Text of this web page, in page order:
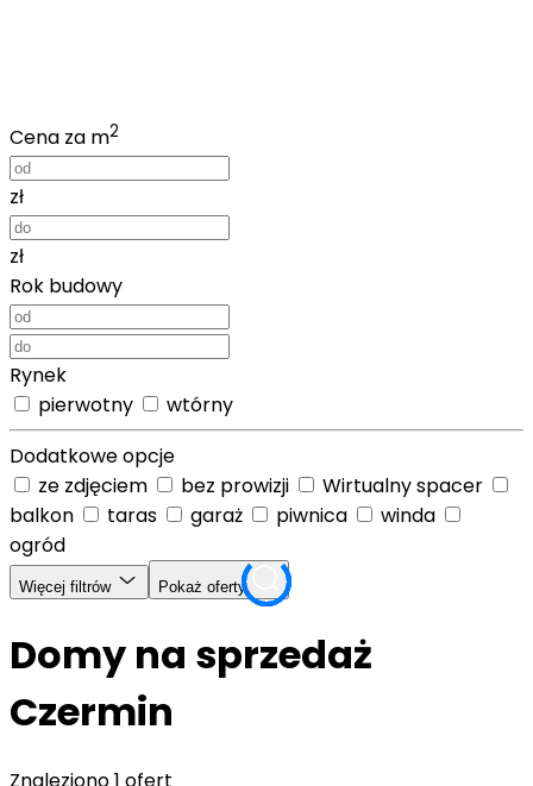
Cena za m2
zł
zł
Rok budowy
Rynek
pierwotny
wtórny
Dodatkowe opcje
ze zdjęciem
bez prowizji
Wirtualny spacer
balkon
taras garaż piwnica
winda
ogród
Więcej filtrów Pokaż oferty
Domy na sprzedaż
Czermin